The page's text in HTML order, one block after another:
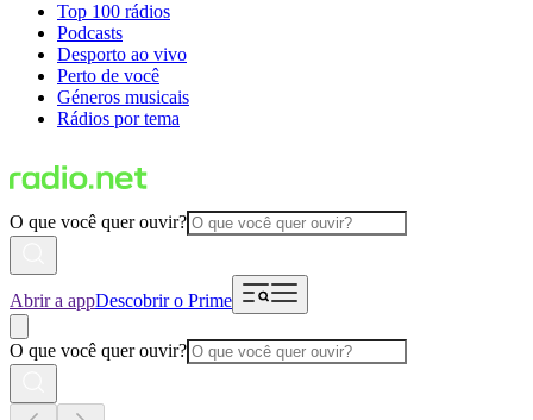
Top 100 rádios
Podcasts
Desporto ao vivo
Perto de você
Géneros musicais
Rádios por tema
O que você quer ouvir?
Abrir a appDescobrir o Prime
O que você quer ouvir?